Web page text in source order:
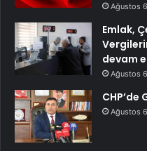
Ağustos
Emlak,
devam
Ağustos
CHP’de
Ağustos